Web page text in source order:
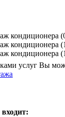
кондиционера
кондиционера
кондиционера
услуг Вы